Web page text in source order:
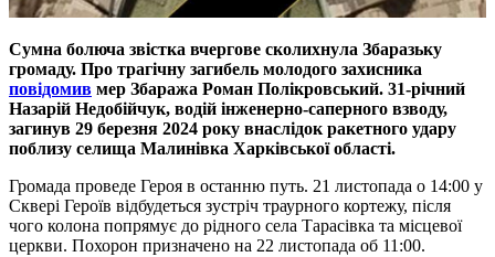
Сумна болюча звістка вчергове сколихнула Збаразьку
громаду. Про трагічну загибель молодого захисника
повідомив мер Збаража Роман Полікровський. 31-річний
Назарій Недобійчук, водій інженерно-саперного взводу,
загинув 29 березня 2024 року внаслідок ракетного удару
поблизу селища Малинівка Харківської області.
Громада проведе Героя в останню путь. 21 листопада о 14:00 у
Сквері Героїв відбудеться зустріч траурного кортежу, після
чого колона попрямує до рідного села Тарасівка та місцевої
церкви. Похорон призначено на 22 листопада об 11:00.